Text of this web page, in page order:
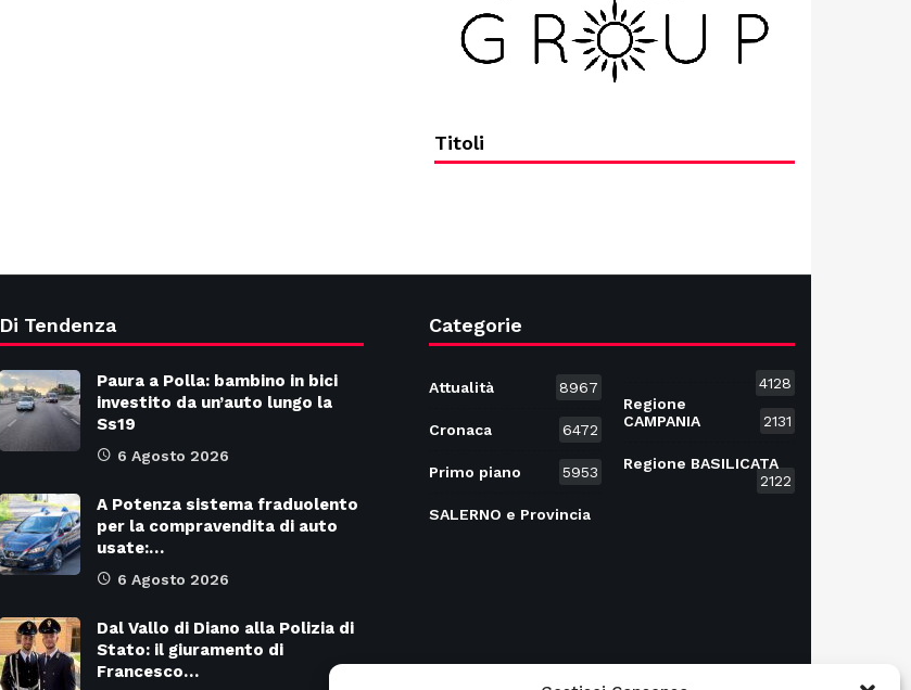
Titoli
Di Tendenza
Paura a Polla: bambino in bici
investito da un’auto lungo la
Ss19
6 Agosto 2026
A Potenza sistema fraduolento
per la compravendita di auto
usate:…
6 Agosto 2026
Dal Vallo di Diano alla Polizia di
Stato: il giuramento di
Francesco…
Categorie
Attualità 8967
Cronaca 6472
Primo piano 5953
SALERNO e Provincia
4128
Regione
CAMPANIA
2131
Regione BASILICATA
2122